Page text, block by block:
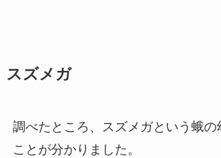
スズメガ
調べたところ、スズメガという蛾の
ことが分かりました。